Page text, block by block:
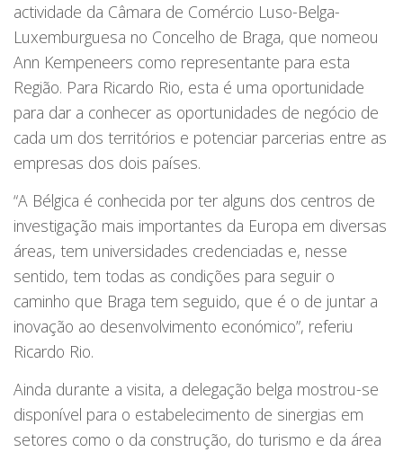
actividade da Câmara de Comércio Luso-Belga-
Luxemburguesa no Concelho de Braga, que nomeou
Ann Kempeneers como representante para esta
Região. Para Ricardo Rio, esta é uma oportunidade
para dar a conhecer as oportunidades de negócio de
cada um dos territórios e potenciar parcerias entre as
empresas dos dois países.
“A Bélgica é conhecida por ter alguns dos centros de
investigação mais importantes da Europa em diversas
áreas, tem universidades credenciadas e, nesse
sentido, tem todas as condições para seguir o
caminho que Braga tem seguido, que é o de juntar a
inovação ao desenvolvimento económico”, referiu
Ricardo Rio.
Ainda durante a visita, a delegação belga mostrou-se
disponível para o estabelecimento de sinergias em
setores como o da construção, do turismo e da área